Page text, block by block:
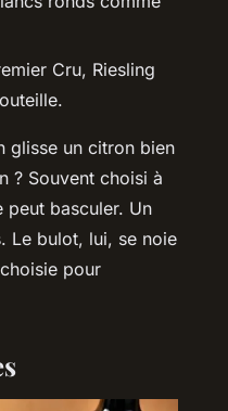
Cru, Riesling
glisse un citron bien
? Souvent choisi à
peut basculer. Un
Le bulot, lui, se noie
pour